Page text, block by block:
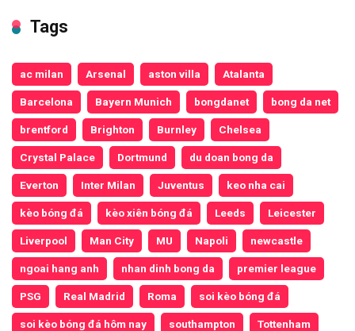
Tags
ac milan Arsenal aston villa Atalanta
Barcelona Bayern Munich bongdanet bong da net
brentford Brighton Burnley Chelsea
Crystal Palace Dortmund du doan bong da
Everton Inter Milan Juventus keo nha cai
kèo bóng đá kèo xiên bóng đá Leeds Leicester
Liverpool Man City MU Napoli newcastle
ngoai hang anh nhan dinh bong da premier league
PSG Real Madrid Roma soi kèo bóng đá
soi kèo bóng đá hôm nay southampton Tottenham